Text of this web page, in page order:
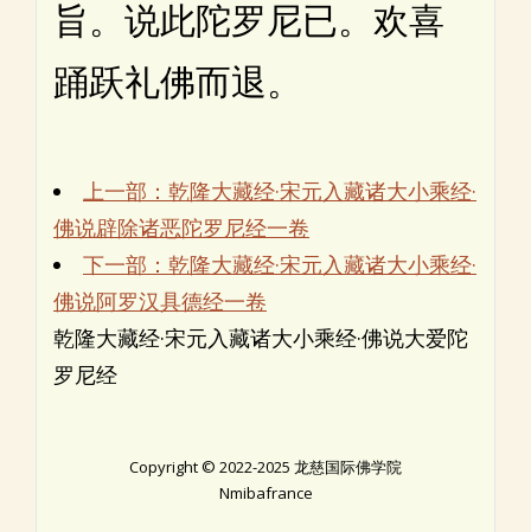
旨。说此陀罗尼已。欢喜
踊跃礼佛而退。
上一部：乾隆大藏经·宋元入藏诸大小乘经·
佛说辟除诸恶陀罗尼经一卷
下一部：乾隆大藏经·宋元入藏诸大小乘经·
佛说阿罗汉具德经一卷
乾隆大藏经·宋元入藏诸大小乘经·佛说大爱陀
罗尼经
Copyright © 2022-2025 龙慈国际佛学院
Nmibafrance